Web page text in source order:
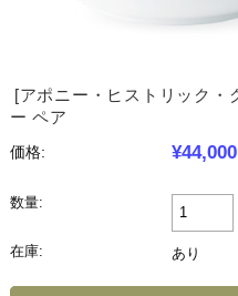
[アポニー・ヒストリック・
ー ペア
価格:
¥44,000
数量:
在庫: あり